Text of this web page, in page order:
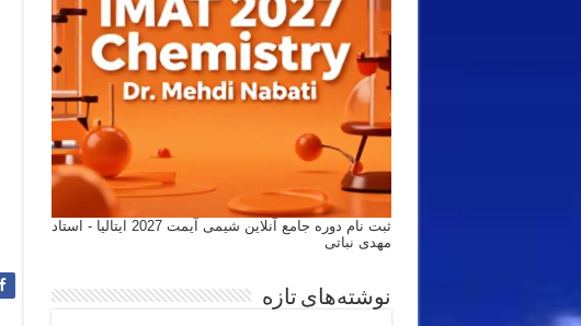
ثبت نام دوره جامع آنلاین شیمی آیمت 2027 ایتالیا - استاد
مهدی نباتی
نوشته‌های تازه